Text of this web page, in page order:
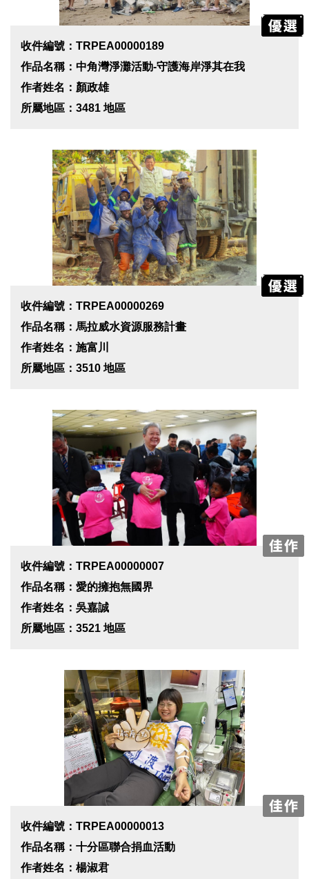
收件編號：TRPEA00000189
作品名稱：中角灣淨灘活動-守護海岸淨其在我
作者姓名：顏政雄
所屬地區：3481 地區
收件編號：TRPEA00000269
作品名稱：馬拉威水資源服務計畫
作者姓名：施富川
所屬地區：3510 地區
收件編號：TRPEA00000007
作品名稱：愛的擁抱無國界
作者姓名：吳嘉誠
所屬地區：3521 地區
收件編號：TRPEA00000013
作品名稱：十分區聯合捐血活動
作者姓名：楊淑君